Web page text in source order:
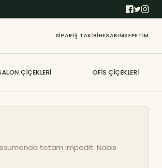
SIPARIŞ TAKIBIHESABIMSEPETIM
ÇIÇEKLERI OFIS ÇIÇEKLERI
totam impedit. Nobis